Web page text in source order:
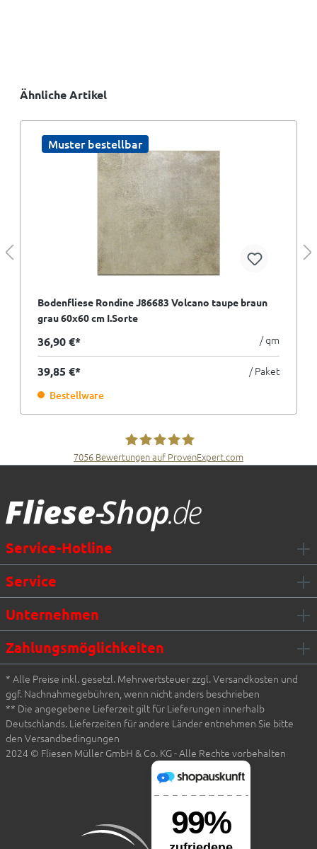
Ähnliche Artikel
Muster bestellbar
Bodenfliese Rondine J86683 Volcano taupe braun
grau 60x60 cm I.Sorte
36,90 €* / qm
39,85 €* / Paket
Bestellware
7056 Bewertungen auf ProvenExpert.com
Service-Hotline
Service
Unternehmen
Zahlungsmöglichkeiten
* Alle Preise inkl. gesetzl. Mehrwertsteuer zzgl. Versandkosten und
ggf. Nachnahmegebühren, wenn nicht anders beschrieben
** Die angegebene Lieferzeit gilt für Lieferungen innerhalb
Deutschlands. Lieferzeiten für andere Länder entnehmen Sie bitte
den Versandbedingungen
2024 © Fliesen Müller GmbH & Co. KG - Alle Rechte vorbehalten